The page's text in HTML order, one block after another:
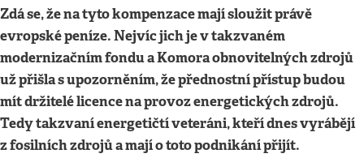
Zdá se, že na tyto kompenzace mají sloužit právě
evropské peníze. Nejvíc jich je v takzvaném
modernizačním fondu a Komora obnovitelných zdrojů
už přišla s upozorněním, že přednostní přístup budou
mít držitelé licence na provoz energetických zdrojů.
Tedy takzvaní energetičtí veteráni, kteří dnes vyrábějí
z fosilních zdrojů a mají o toto podnikání přijít.